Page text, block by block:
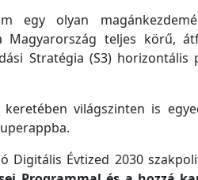
egy olyan
Magyarország teljes körű,
Stratégia (S3)
keretében világszinten is
Digitális Évtized 2030